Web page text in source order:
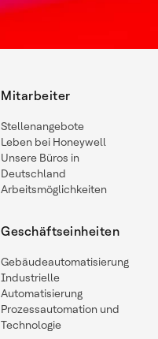
Mitarbeiter
Stellenangebote
Leben bei Honeywell
Unsere Büros in
Deutschland
Arbeitsmöglichkeiten
Geschäftseinheiten
Gebäudeautomatisierung
Industrielle
Automatisierung
Prozessautomation und
Technologie